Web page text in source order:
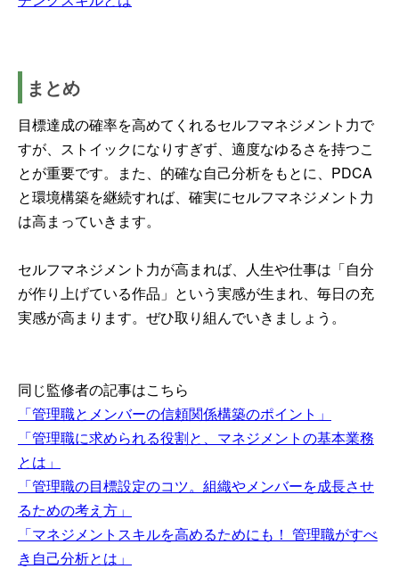
まとめ
目標達成の確率を高めてくれるセルフマネジメント力で
すが、ストイックになりすぎず、適度なゆるさを持つこ
とが重要です。また、的確な自己分析をもとに、PDCA
と環境構築を継続すれば、確実にセルフマネジメント力
は高まっていきます。
セルフマネジメント力が高まれば、人生や仕事は「自分
が作り上げている作品」という実感が生まれ、毎日の充
実感が高まります。ぜひ取り組んでいきましょう。
同じ監修者の記事はこちら
「管理職とメンバーの信頼関係構築のポイント」
「管理職に求められる役割と、マネジメントの基本業務
とは」
「管理職の目標設定のコツ。組織やメンバーを成長させ
るための考え方」
「マネジメントスキルを高めるためにも！ 管理職がすべ
き自己分析とは」